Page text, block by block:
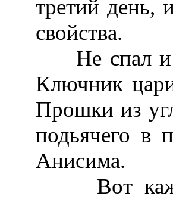
третий день,
свойства.
Не спал и
Ключник
Прошки из
подьячего в
Анисима.
Вот